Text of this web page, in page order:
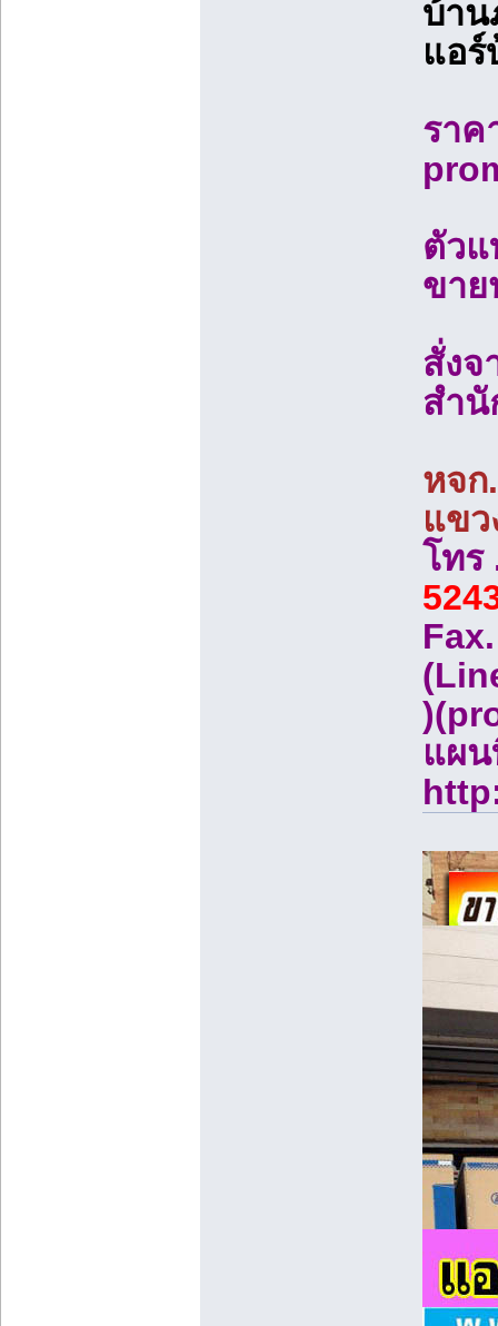
บ้าน
แอร์
ราค
ตัว
ขาย
สั่งจ
สำนั
หจก
แขว
โทร
แผ